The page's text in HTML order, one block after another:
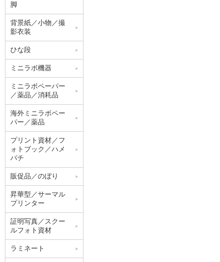
脚
背景紙／小物／撮
影衣装
ひな段
ミニラボ機器
ミニラボペーパー
／薬品／消耗品
海外ミニラボペー
パー／薬品
プリント資材／フ
ォトブック／ハメ
パチ
販促品／のぼり
昇華型／サーマル
プリンター
証明写真／スクー
ルフォト資材
ラミネート